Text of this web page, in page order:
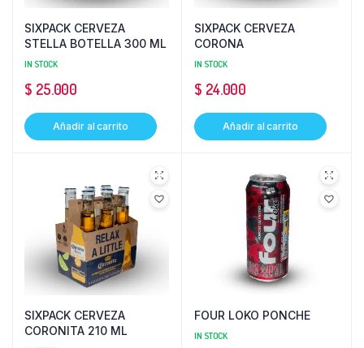
SIXPACK CERVEZA
STELLA BOTELLA 300 ML
IN STOCK
$ 25.000
Añadir al carrito
SIXPACK CERVEZA
CORONA
IN STOCK
$ 24.000
Añadir al carrito
SIXPACK CERVEZA
CORONITA 210 ML
FOUR LOKO PONCHE
IN STOCK